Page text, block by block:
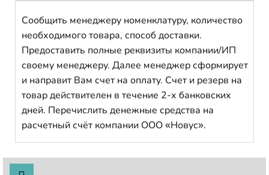
Сообщить менеджеру номенклатуру, количество
необходимого товара, способ доставки.
Предоставить полные реквизиты компании/ИП
своему менеджеру. Далее менеджер сформирует
и направит Вам счет на оплату. Счет и резерв на
товар действителен в течение 2-х банковских
дней. Перечислить денежные средства на
расчетный счёт компании ООО «Новус».